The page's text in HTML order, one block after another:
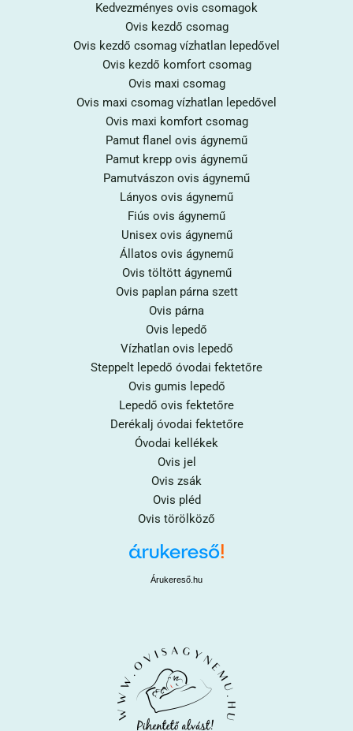
Kedvezményes ovis csomagok
Ovis kezdő csomag
Ovis kezdő csomag vízhatlan lepedővel
Ovis kezdő komfort csomag
Ovis maxi csomag
Ovis maxi csomag vízhatlan lepedővel
Ovis maxi komfort csomag
Pamut flanel ovis ágynemű
Pamut krepp ovis ágynemű
Pamutvászon ovis ágynemű
Lányos ovis ágynemű
Fiús ovis ágynemű
Unisex ovis ágynemű
Állatos ovis ágynemű
Ovis töltött ágynemű
Ovis paplan párna szett
Ovis párna
Ovis lepedő
Vízhatlan ovis lepedő
Steppelt lepedő óvodai fektetőre
Ovis gumis lepedő
Lepedő ovis fektetőre
Derékalj óvodai fektetőre
Óvodai kellékek
Ovis jel
Ovis zsák
Ovis pléd
Ovis törölköző
Árukereső.hu